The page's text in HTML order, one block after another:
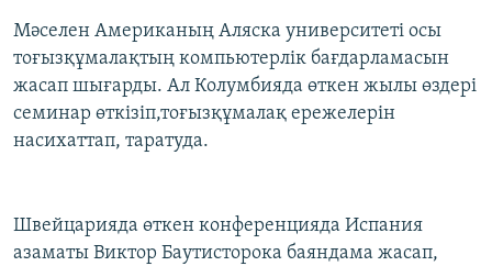
Мәселен Американың Аляска университеті осы
тоғызқұмалақтың компьютерлік бағдарламасын
жасап шығарды. Ал Колумбияда өткен жылы өздері
семинар өткізіп,тоғызқұмалақ ережелерін
насихаттап, таратуда.
Швейцарияда өткен конференцияда Испания
азаматы Виктор Баутисторока баяндама жасап,